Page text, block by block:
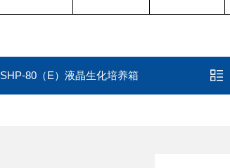
SHP-80（E）液晶生化培养箱